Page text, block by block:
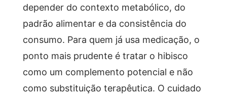
depender do contexto metabólico, do
padrão alimentar e da consistência do
consumo. Para quem já usa medicação, o
ponto mais prudente é tratar o hibisco
como um complemento potencial e não
como substituição terapêutica. O cuidado